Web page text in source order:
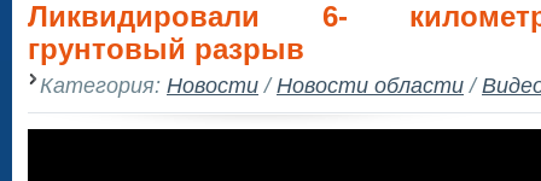
Ликвидировали 6-
грунтовый разрыв
Категория: Новости/Новости области/